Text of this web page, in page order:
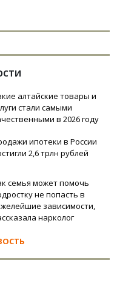
алтайские товары и
стали самыми
в 2026 году
ипотеки в России
2,6 трлн рублей
семья может помочь
не попасть в
зависимости,
нарколог